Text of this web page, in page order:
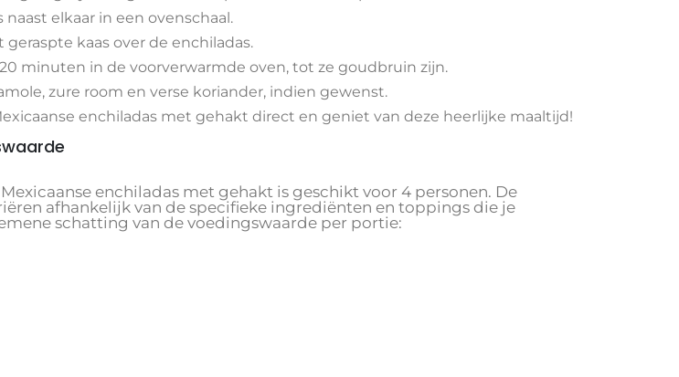
elkaar in een ovenschaal.
kaas over de enchiladas.
20 minuten in de voorverwarmde oven, tot ze goudbruin zijn.
zure room en verse koriander, indien gewenst.
enchiladas met gehakt direct en geniet van deze heerlijke maaltijd!
enchiladas met gehakt is geschikt voor 4 personen. De
afhankelijk van de specifieke ingrediënten en toppings die je
schatting van de voedingswaarde per portie: